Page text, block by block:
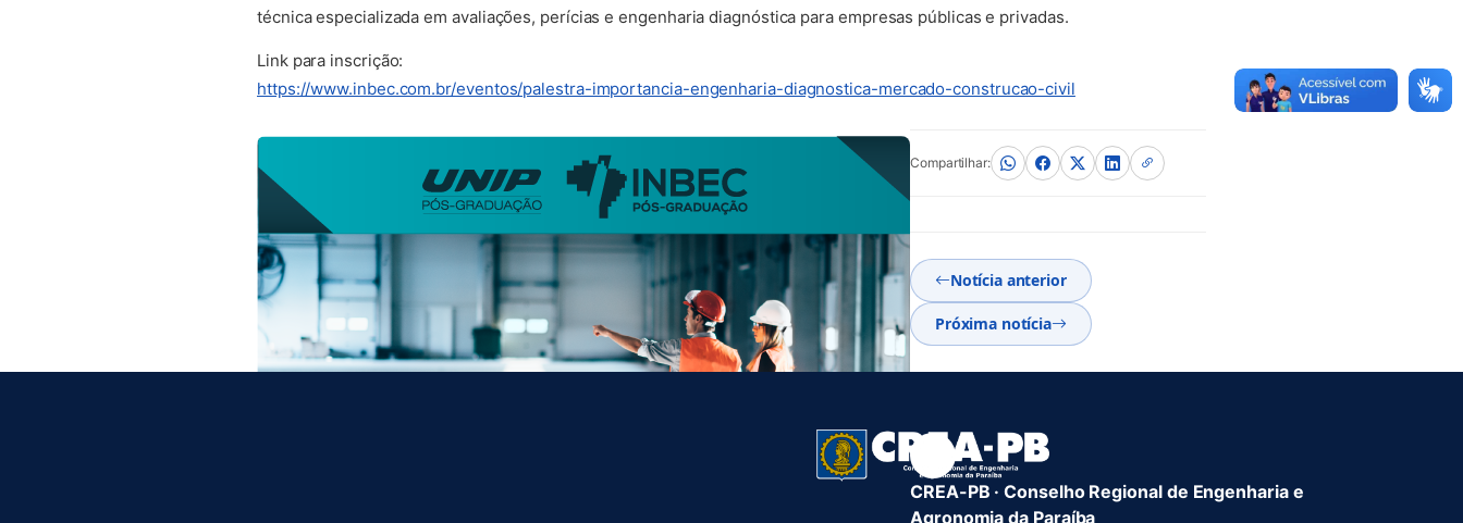
técnica especializada em avaliações, perícias e engenharia diagnóstica para empresas públicas e privadas.
Link para inscrição:
https://www.inbec.com.br/eventos/palestra-importancia-engenharia-diagnostica-mercado-construcao-civil(abre em nova aba)
Compartilhar:
Notícia anterior
Próxima notícia
CREA-PB · Conselho Regional de Engenharia e
Agronomia da Paraíba